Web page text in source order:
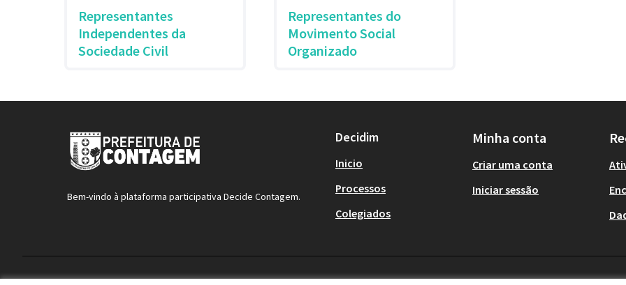
Representantes
Independentes da
Sociedade Civil
Representantes do
Movimento Social
Organizado
Bem-vindo à plataforma participativa Decide Contagem.
Decidim
Inicio
Processos
Colegiados
Minha conta
Criar uma conta
Iniciar sessão